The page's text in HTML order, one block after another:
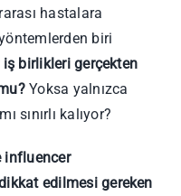
hastalara
biri
birlikleri gerçekten
Yoksa yalnızca
sınırlı kalıyor?
influencer
edilmesi gereken